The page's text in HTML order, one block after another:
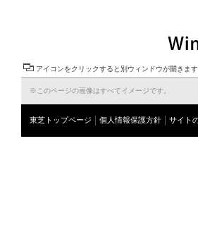
アイコンをクリックすると別ウィンドウが開きま
※このページの画像はすべてイメージです。
東芝トップページ 個人情報保護方針 サイト